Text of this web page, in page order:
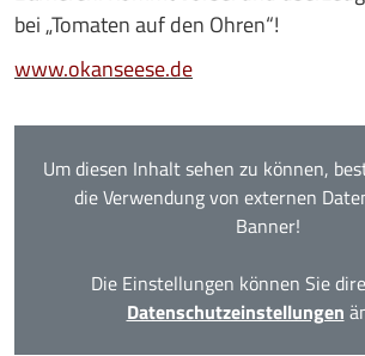
Um diesen Inhalt sehen zu können,
die Verwendung von externen
Banner!
Die Einstellungen können Sie
Datenschutzeinstellungen
bei „Tomaten auf den Ohren“!
www.okanseese.de